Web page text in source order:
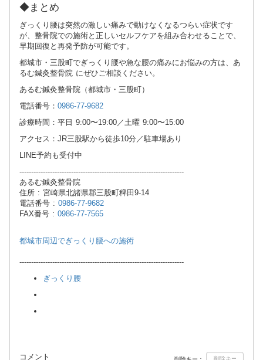
◆まとめ
ぎっくり腰は突然の激しい痛みで動けなくなるつらい症状です
が、整骨院での施術と正しいセルフケアを組み合わせることで、
早期回復と再発予防が可能です。
都城市・三股町でぎっくり腰や急な腰の痛みにお悩みの方は、あ
るむ鍼灸整骨院 にぜひご相談ください。
あるむ鍼灸整骨院（都城市・三股町）
電話番号： 0986-77-9682
診療時間：平日 9:00〜19:00／土曜 9:00〜15:00
アクセス：JR三股駅から徒歩10分／駐車場あり
LINE予約も受付中
----------------------------------------------------------------------
あるむ鍼灸整骨院
住所 : 宮崎県北諸県郡三股町稗田9-14
電話番号 : 0986-77-9682
FAX番号 : 0986-77-7565
都城市周辺でぎっくり腰への施術
----------------------------------------------------------------------
ぎっくり腰
コメント 削除キー：